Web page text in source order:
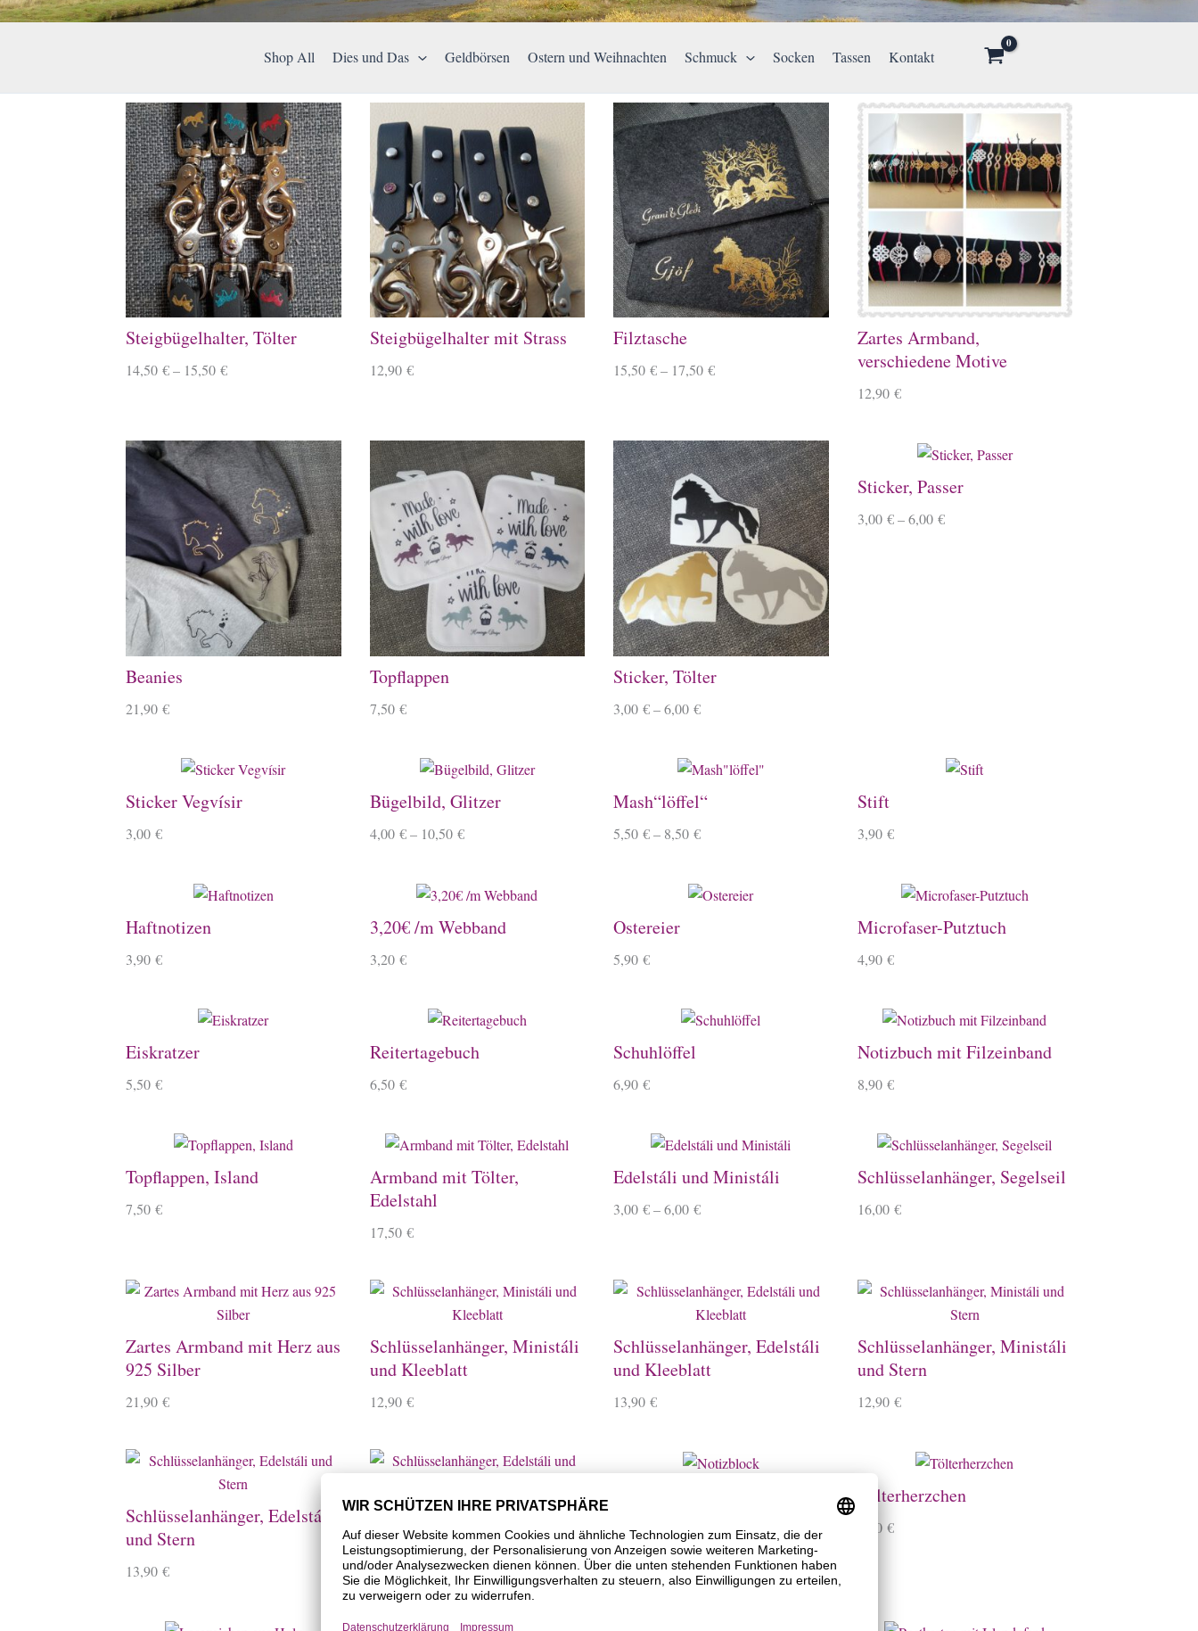
Shop All Dies und Das Geldbörsen Ostern und Weihnachten Schmuck Socken Tassen Kontakt
Steigbügelhalter, Tölter
14,50 €– 15,50 €
Steigbügelhalter mit Strass
12,90 €
Filztasche
15,50 €– 17,50 €
Zartes Armband,
verschiedene Motive
12,90 €
Beanies
21,90 €
Topflappen
7,50 €
Sticker, Tölter
3,00 €–6,00 €
Sticker, Passer
3,00 €–6,00 €
Sticker Vegvísir
3,00 €
Bügelbild, Glitzer
4,00 €– 10,50 €
Mash“löffel“
5,50 €– 8,50 €
Stift
3,90 €
Haftnotizen
3,90 €
3,20€ /m Webband
3,20 €
Ostereier
5,90 €
Microfaser-Putztuch
4,90 €
Eiskratzer
5,50 €
Reitertagebuch
6,50 €
Schuhlöffel
6,90 €
Notizbuch mit Filzeinband
8,90 €
Topflappen, Island
7,50 €
Armband mit Tölter,
Edelstahl
17,50 €
Edelstáli und Ministáli
3,00 €–6,00 €
Schlüsselanhänger, Segelseil
16,00 €
Zartes Armband mit Herz aus
925 Silber
21,90 €
Schlüsselanhänger, Ministáli
und Kleeblatt
12,90 €
Schlüsselanhänger, Edelstáli
und Kleeblatt
13,90 €
Schlüsselanhänger, Ministáli
und Stern
12,90 €
Schlüsselanhänger, Edelstáli
und Stern
13,90 €
Schlüsselanhänger, Edelstáli
und Herz
13,90€
3,90
Tölterherzchen
2,90 €